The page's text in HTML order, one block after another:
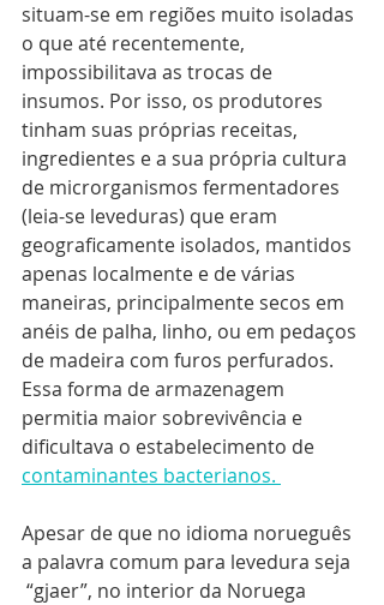
situam-se em regiões muito isoladas
o que até recentemente,
impossibilitava as trocas de
insumos. Por isso, os produtores
tinham suas próprias receitas,
ingredientes e a sua própria cultura
de microrganismos fermentadores
(leia-se leveduras) que eram
geograficamente isolados, mantidos
apenas localmente e de várias
maneiras, principalmente secos em
anéis de palha, linho, ou em pedaços
de madeira com furos perfurados.
Essa forma de armazenagem
permitia maior sobrevivência e
dificultava o estabelecimento de
contaminantes bacterianos.
Apesar de que no idioma norueguês
a palavra comum para levedura seja